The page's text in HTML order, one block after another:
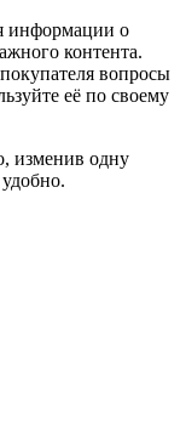
информации о
контента.
вопросы
её по своему
изменив одну